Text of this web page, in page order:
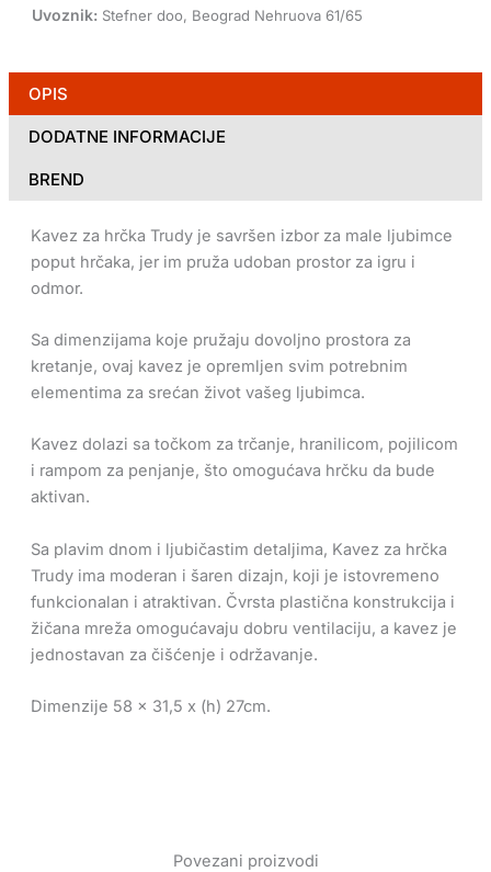
Uvoznik: Stefner doo, Beograd Nehruova 61/65
OPIS
DODATNE INFORMACIJE
BREND
Kavez za hrčka Trudy je savršen izbor za male ljubimce
poput hrčaka, jer im pruža udoban prostor za igru i
odmor.
Sa dimenzijama koje pružaju dovoljno prostora za
kretanje, ovaj kavez je opremljen svim potrebnim
elementima za srećan život vašeg ljubimca.
Kavez dolazi sa točkom za trčanje, hranilicom, pojilicom
i rampom za penjanje, što omogućava hrčku da bude
aktivan.
Sa plavim dnom i ljubičastim detaljima, Kavez za hrčka
Trudy ima moderan i šaren dizajn, koji je istovremeno
funkcionalan i atraktivan. Čvrsta plastična konstrukcija i
žičana mreža omogućavaju dobru ventilaciju, a kavez je
jednostavan za čišćenje i održavanje.
Dimenzije 58 x 31,5 x (h) 27cm.
Povezani proizvodi